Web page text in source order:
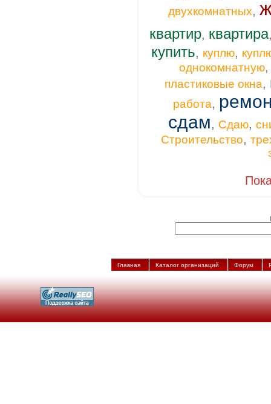
двухкомнатных,
квартир, квартира
купить, куплю,
однокомнатную
пластиковые окна,
работа,
сдам, Сдаю,
Строительство,
Главная Каталог организаций Форум